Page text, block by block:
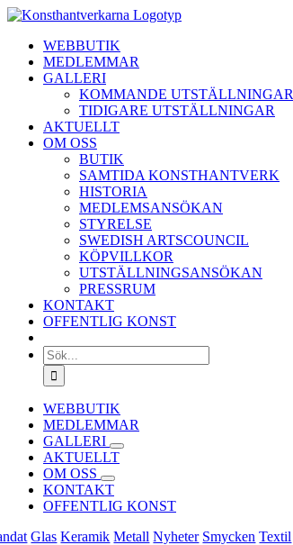
Fortsätt
innehålletWEBBUTIK
MEDLEMMAR
GALLERI
KOMMANDE UTSTÄLLNINGAR
TIDIGARE UTSTÄLLNINGAR
AKTUELLT
OM OSS
BUTIK
SAMTIDA KONSTHANTVERK
HISTORIA
MEDLEMSANSÖKAN
STYRELSE
SWEDISH ARTSCOUNCIL
KÖPVILLKOR
UTSTÄLLNINGSANSÖKAN
PRESSRUM
KONTAKT
OFFENTLIG KONST
Sök
efter:
WEBBUTIK
MEDLEMMAR
GALLERI
AKTUELLT
OM OSS
KONTAKT
OFFENTLIG KONST
Glas Keramik Metall Nyheter Smycken Textil